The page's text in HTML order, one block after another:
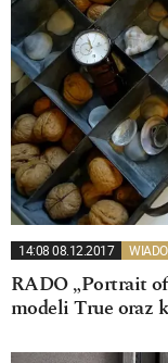
14:08 08.12.2017
RADO „Portrait
modeli True oraz